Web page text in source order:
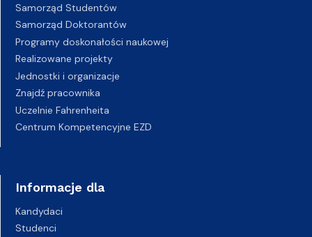
Samorząd Studentów
Samorząd Doktorantów
Programy doskonałości naukowej
Realizowane projekty
Jednostki i organizacje
Znajdź pracownika
Uczelnie Fahrenheita
Centrum Kompetencyjne EZD
Informacje dla
Kandydaci
Studenci